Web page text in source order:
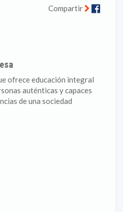
Compartir
ofrece educación integral
auténticas y capaces
de una sociedad